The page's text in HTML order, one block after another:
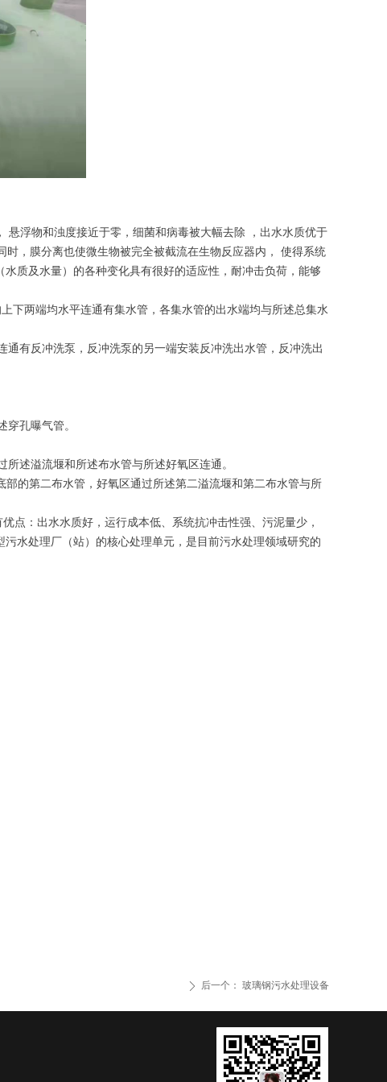
浮物和浊度接近于零，细菌和病毒被大幅去除 ，出水水质优于
时，膜分离也使微生物被完全被截流在生物反应器内， 使得系统
质及水量）的各种变化具有很好的适应性，耐冲击负荷，能够
下两端均水平连通有集水管，各集水管的出水端均与所述总集水
有反冲洗泵，反冲洗泵的另一端安装反冲洗出水管，反冲洗出
孔曝气管。
述溢流堰和所述布水管与所述好氧区连通。
的第二布水管，好氧区通过所述第二溢流堰和第二布水管与所
点：出水水质好，运行成本低、系统抗冲击性强、污泥量少，
水处理厂（站）的核心处理单元，是目前污水处理领域研究的
ꄲ 后一个： 玻璃钢污水处理设备